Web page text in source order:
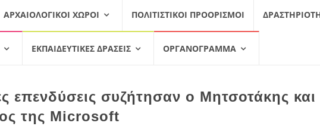
ΑΡΧΑΙΟΛΟΓΙΚΟΊ ΧΏΡΟΙ ΠΟΛΙΤΙΣΤΙΚΟΊ ΠΡΟΟΡΙΣΜΟΊ
ΕΚΠΑΙΔΕΥΤΙΚΈΣ ΔΡΆΣΕΙΣ ΟΡΓΑΝΌΓΡΑΜΜΑ
επενδύσεις συζήτησαν ο Μητσοτάκης και
της Microsoft